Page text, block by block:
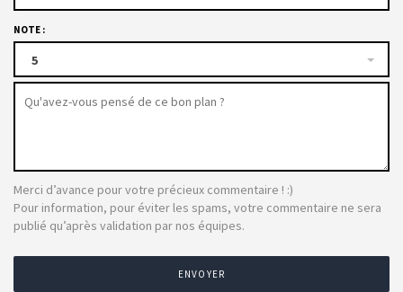
NOTE :
5
Merci d’avance pour votre précieux commentaire ! :)
Pour information, pour éviter les spams, votre commentaire ne sera
publié qu’après validation par nos équipes.
ENVOYER